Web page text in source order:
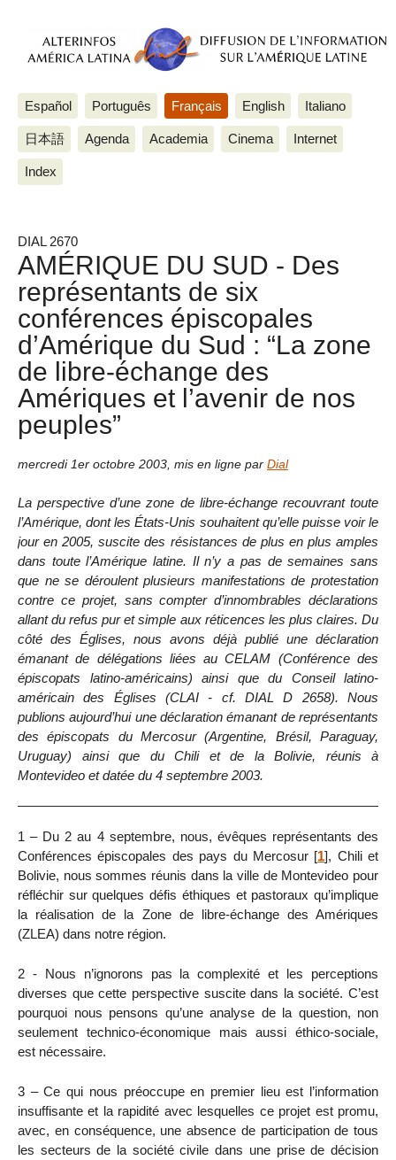
Español Português Français English Italiano
日本語 Agenda Academia Cinema Internet
Index
DIAL 2670
AMÉRIQUE DU SUD - Des
représentants de six
conférences épiscopales
d’Amérique du Sud : “La zone
de libre-échange des
Amériques et l’avenir de nos
peuples”
mercredi 1er octobre 2003 mis en ligne par Dial
La perspective d’une zone de libre-échange recouvrant toute
l’Amérique, dont les États-Unis souhaitent qu’elle puisse voir le
jour en 2005, suscite des résistances de plus en plus amples
dans toute l’Amérique latine. Il n’y a pas de semaines sans
que ne se déroulent plusieurs manifestations de protestation
contre ce projet, sans compter d’innombrables déclarations
allant du refus pur et simple aux réticences les plus claires. Du
côté des Églises, nous avons déjà publié une déclaration
émanant de délégations liées au CELAM (Conférence des
épiscopats latino-américains) ainsi que du Conseil latino-
américain des Églises (CLAI - cf. DIAL D 2658). Nous
publions aujourd’hui une déclaration émanant de représentants
des épiscopats du Mercosur (Argentine, Brésil, Paraguay,
Uruguay) ainsi que du Chili et de la Bolivie, réunis à
Montevideo et datée du 4 septembre 2003.
1 – Du 2 au 4 septembre, nous, évêques représentants des
Conférences épiscopales des pays du Mercosur[1], Chili et
Bolivie, nous sommes réunis dans la ville de Montevideo pour
réfléchir sur quelques défis éthiques et pastoraux qu’implique
la réalisation de la Zone de libre-échange des Amériques
(ZLEA) dans notre région.
2 - Nous n’ignorons pas la complexité et les perceptions
diverses que cette perspective suscite dans la société. C’est
pourquoi nous pensons qu’une analyse de la question, non
seulement technico-économique mais aussi éthico-sociale,
est nécessaire.
3 – Ce qui nous préoccupe en premier lieu est l’information
insuffisante et la rapidité avec lesquelles ce projet est promu,
avec, en conséquence, une absence de participation de tous
les secteurs de la société civile dans une prise de décision